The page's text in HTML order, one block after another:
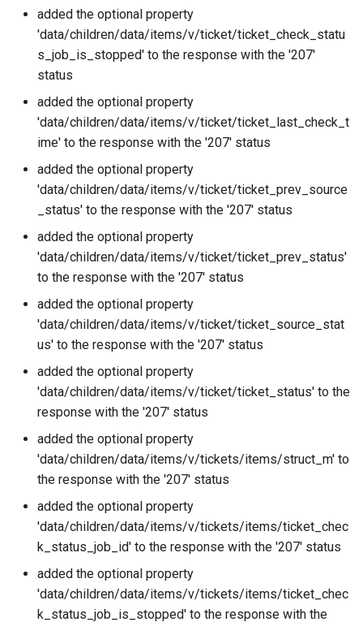
added the optional property
'data/children/data/items/v/ticket/ticket_check_statu
s_job_is_stopped' to the response with the '207'
status
added the optional property
'data/children/data/items/v/ticket/ticket_last_check_t
ime' to the response with the '207' status
added the optional property
'data/children/data/items/v/ticket/ticket_prev_source
_status' to the response with the '207' status
added the optional property
'data/children/data/items/v/ticket/ticket_prev_status'
to the response with the '207' status
added the optional property
'data/children/data/items/v/ticket/ticket_source_stat
us' to the response with the '207' status
added the optional property
'data/children/data/items/v/ticket/ticket_status' to the
response with the '207' status
added the optional property
'data/children/data/items/v/tickets/items/struct_m' to
the response with the '207' status
added the optional property
'data/children/data/items/v/tickets/items/ticket_chec
k_status_job_id' to the response with the '207' status
added the optional property
'data/children/data/items/v/tickets/items/ticket_chec
k_status_job_is_stopped' to the response with the